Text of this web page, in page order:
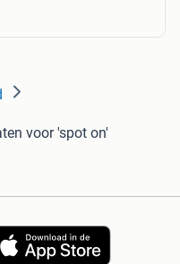
voor 'spot on'